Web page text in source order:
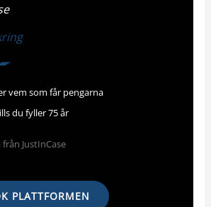
vem som får pengarna
du fyller 75 år
från JustInCase
PLATTFORMEN